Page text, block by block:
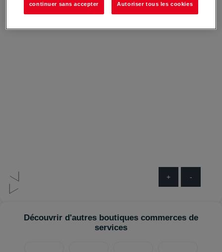
+ -
Découvrir d'autres boutiques commerces de
services
continuer sans accepter Autoriser tous les cookies